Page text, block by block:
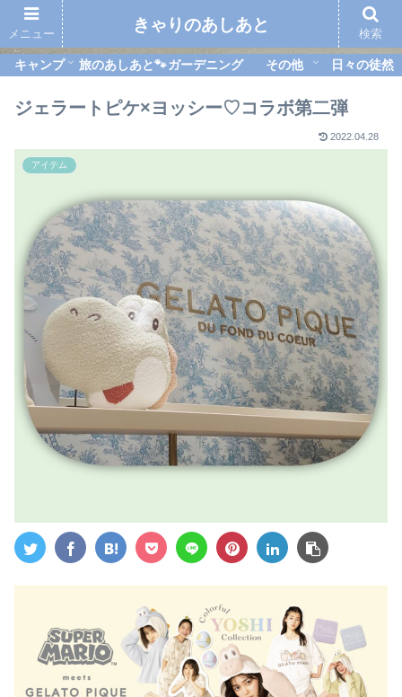
キャンプ 旅のあしあと🐾 ガーデニング その他 日々の徒然
ジェラートピケ×ヨッシー♡コラボ第二弾
2022.04.28
アイテム
メニュー きゃりのあしあと 検索